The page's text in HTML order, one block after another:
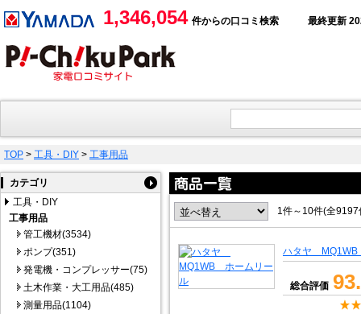
1,346,054 件からの口コミ検索 最終更新
TOP > 工具・DIY > 工事用品
カテゴリ
工具・DIY
工事用品
管工機材(3534)
ポンプ(351)
発電機・コンプレッサー(75)
土木作業・大工用品(485)
測量用品(1104)
1件～10件(全
ハタヤ
総合評価